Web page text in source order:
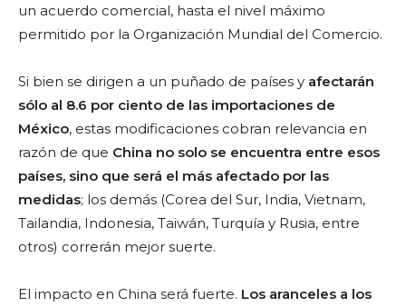
un acuerdo comercial, hasta el nivel máximo
permitido por la Organización Mundial del Comercio.
Si bien se dirigen a un puñado de países y afectarán
sólo al 8.6 por ciento de las importaciones de
México, estas modificaciones cobran relevancia en
razón de que China no solo se encuentra entre esos
países, sino que será el más afectado por las
medidas; los demás (Corea del Sur, India, Vietnam,
Tailandia, Indonesia, Taiwán, Turquía y Rusia, entre
otros) correrán mejor suerte.
El impacto en China será fuerte. Los aranceles a los